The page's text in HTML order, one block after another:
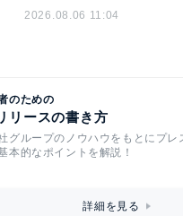
2026.08.06 11:04
のための
リースの書き方
グループのノウハウをもとにプレ
本的なポイントを解説！
詳細を見る